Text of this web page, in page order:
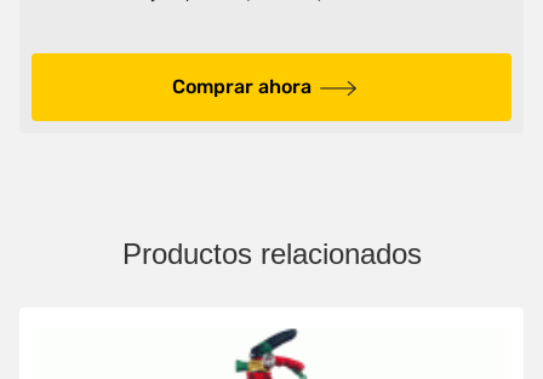
Comprar ahora
Productos relacionados